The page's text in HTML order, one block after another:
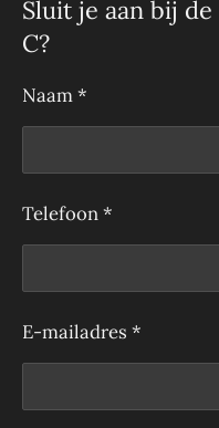
Sluit je aan bij
C?
Naam *
Telefoon *
E-mailadres *